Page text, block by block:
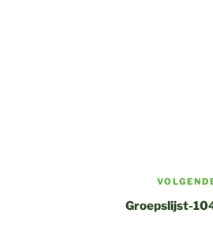
Groepslijst-